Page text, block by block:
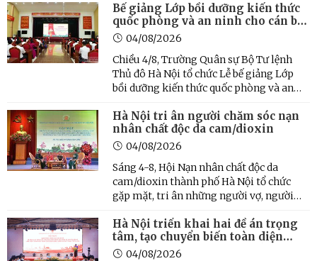
thao thôn Vạn Điểm, xã Phú Xuyên.
Bế giảng Lớp bồi dưỡng kiến thức
quốc phòng và an ninh cho cán bộ
đối tượng 3 năm 2026
04/08/2026
Chiều 4/8, Trường Quân sự Bộ Tư lệnh
Thủ đô Hà Nội tổ chức Lễ bế giảng Lớp
bồi dưỡng kiến thức quốc phòng và an
thứ ba) năm 2026.
Hà Nội tri ân người chăm sóc nạn
nhân chất độc da cam/dioxin
04/08/2026
Sáng 4-8, Hội Nạn nhân chất độc da
cam/dioxin thành phố Hà Nội tổ chức
gặp mặt, tri ân những người vợ, người
chồng, con là nạn nhân chất độc da cam,
nhân kỷ niệm 65 năm thảm họa da cam ở
Việt Nam ...
Hà Nội triển khai hai đề án trọng
tâm, tạo chuyển biến toàn diện
hoạt động của HĐND các cấp
04/08/2026